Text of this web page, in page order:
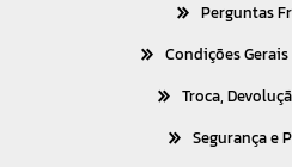
Perguntas
Condições
Troca,
Segurança e